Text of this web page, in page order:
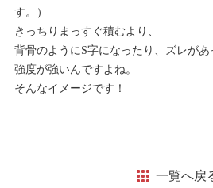
す。）
きっちりまっすぐ積むより、
背骨のようにS字になったり、ズレが
強度が強いんですよね。
そんなイメージです！
一覧へ戻